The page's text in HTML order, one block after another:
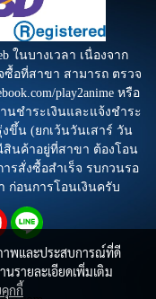
ในบางเวลา เนื่องจาก
ซื้อที่สาขา สามารถ ตรวจ
play2anime หรือ
านชำระเงินและแจ้งชำระ
ขึ้น (ยกเว้นวันเสาร์ วัน
นค้าอยู่ที่สาขา ต้องโอน
รสั่งซื้อสำเร็จ รบกวนรอ
ก่อนการโอนเงินครับ
าพและประสบการณ์ที่ดี
นรายละเอียดเพิ่มเติม
กกี้